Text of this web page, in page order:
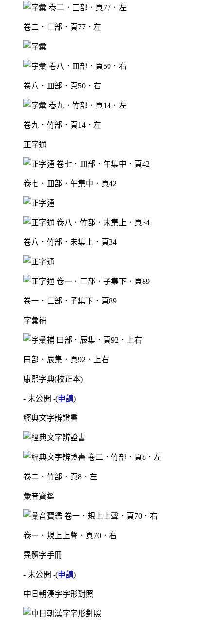
卷二．匚部．頁77．左
卷八．皿部．頁50．右
卷九．竹部．頁14．左
正字通
卷七．皿部．午集中．頁42
卷八．竹部．未集上．頁34
卷一．匚部．子集下．頁89
字彙補
曰部．辰集．頁92．上右
康熙字典(校正本)
- 未公開 -(申請)
經典文字辨證書
卷二．竹部．頁8．左
彙音寶鑑
卷一．規上上聲．頁70．右
異體字手冊
- 未公開 -(申請)
中日朝漢字字形對照